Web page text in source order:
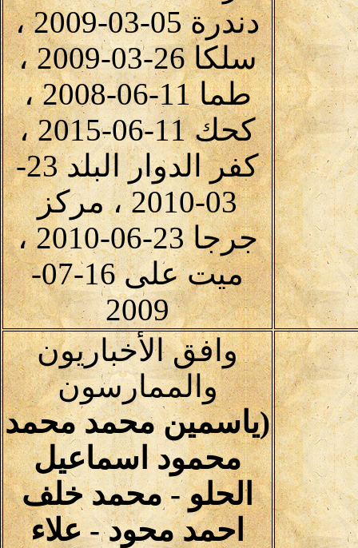
دندرة 05-03-2009 ،
سلكا 26-03-2009 ،
طما 11-06-2008 ،
كحك 11-06-2015 ،
كفر الدوار البلد 23-
03-2010 ، مركز
جرجا 23-06-2010 ،
ميت على 16-07-
2009
وافق الأخباريون
والممارسون
(ياسمين محمد محمد
محمود اسماعيل
الحلو - محمد خلف
احمد محود - علاء